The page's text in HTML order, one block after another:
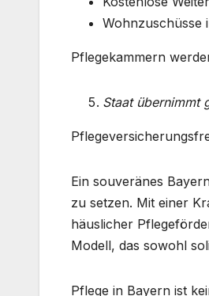
Wohnzuschüsse
Pflegekammern
Staat übernimmt
Ein souveränes
zu setzen. Mit einer
häuslicher
Modell, das sowohl
Pflege in Bayern ist